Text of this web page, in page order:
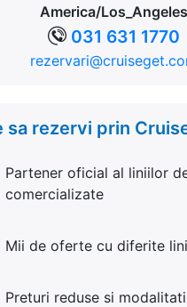
America/Los_Angeles
031 631 1770
sa rezervi prin
Partener oficial al liniilor
comercializate
Mii de oferte cu diferite
Preturi reduse si